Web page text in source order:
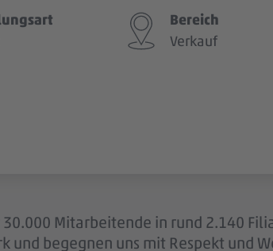
Bereich
Verkauf
30.000 Mitarbeitende in rund 2.140
und begegnen uns mit Respekt und